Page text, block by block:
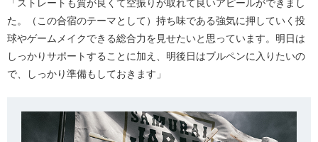
「ストレートも質が良くて空振りが取れて良いアピールができまし
た。（この合宿のテーマとして）持ち味である強気に押していく投
球やゲームメイクできる総合力を見せたいと思っています。明日は
しっかりサポートすることに加え、明後日はブルペンに入りたいの
で、しっかり準備もしておきます」